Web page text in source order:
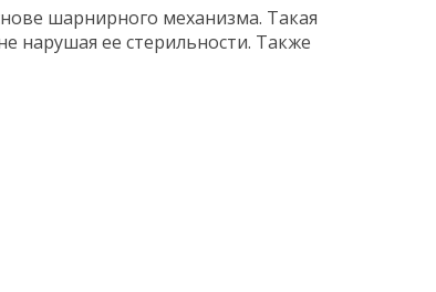
шарнирного механизма. Такая
нарушая ее стерильности. Также